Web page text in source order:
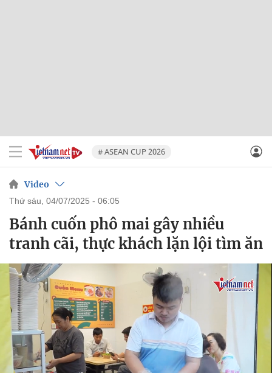
# ASEAN CUP 2026
Video
thứ sáu, 04/07/2025 - 06:05
Bánh cuốn phô mai gây nhiều
tranh cãi, thực khách lặn lội tìm ăn